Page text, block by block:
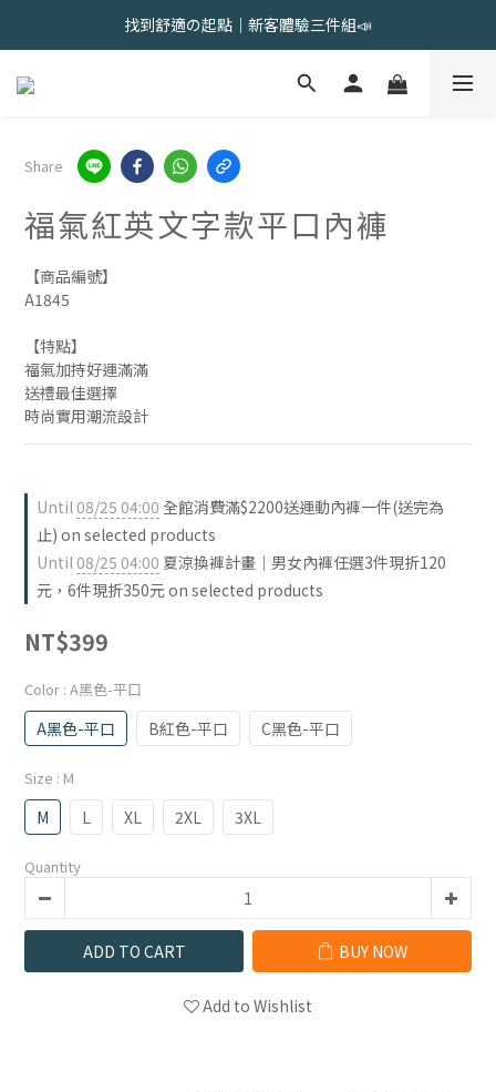
會員限定 | 女內褲任選3件現折120元，6件現折350元
找到舒適の起點｜新客體驗三件組📣
會員限定 | 女內褲任選3件現折120元，6件現折350元
Share
福氣紅英文字款平口內褲
【商品編號】
A1845
【特點】
福氣加持好運滿滿
送禮最佳選擇
時尚實用潮流設計
Until08/25 04:00 全館消費滿$2200送運動內褲一件(送完為
止) on selected products
Until08/25 04:00 夏涼換褲計畫｜男女內褲任選3件現折120
元，6件現折350元 on selected products
NT$399
Color : A黑色-平口
A黑色-平口 B紅色-平口 C黑色-平口
Size : M
M L XL 2XL 3XL
Quantity
ADD TO CART BUY NOW
Add to Wishlist